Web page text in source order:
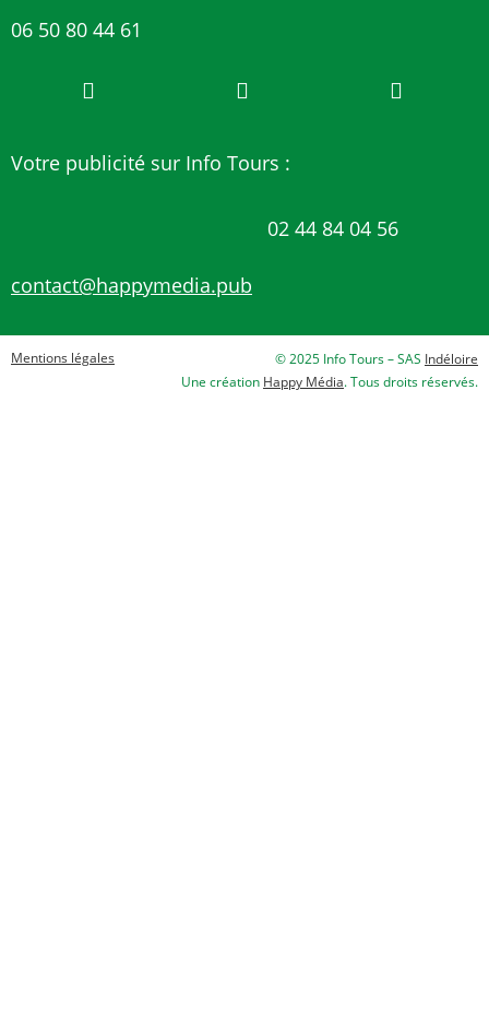
06 50 80 44 61
Votre publicité sur Info Tours :
02 44 84 04 56
contact@happymedia.pub
Mentions légales © 2025 Info Tours – SAS Indéloire
Une création Happy Média. Tous droits réservés.